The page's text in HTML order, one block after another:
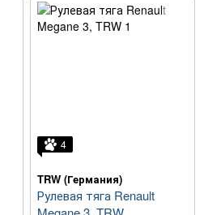
4
TRW (Германия)
Рулевая тяга Renault